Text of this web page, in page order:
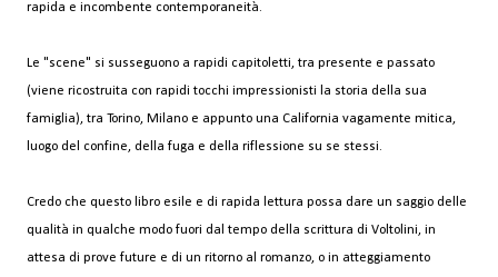
rapida e incombente contemporaneità.
Le "scene" si susseguono a rapidi capitoletti, tra presente e passato
(viene ricostruita con rapidi tocchi impressionisti la storia della sua
famiglia), tra Torino, Milano e appunto una California vagamente mitica,
luogo del confine, della fuga e della riflessione su se stessi.
Credo che questo libro esile e di rapida lettura possa dare un saggio delle
qualità in qualche modo fuori dal tempo della scrittura di Voltolini, in
attesa di prove future e di un ritorno al romanzo, o in atteggiamento